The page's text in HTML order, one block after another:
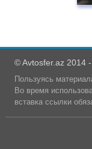
© Avtosfer.az 2014
Пользуясь
Во время
вставка ссылки